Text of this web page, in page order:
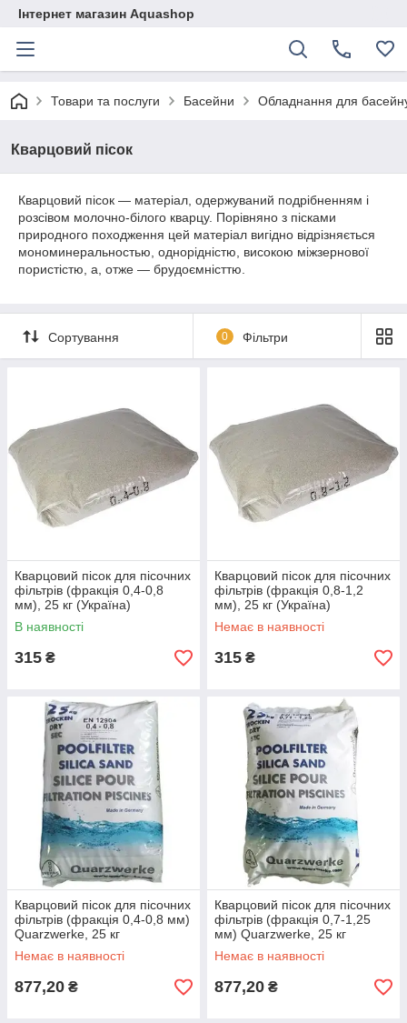
Інтернет магазин Aquashop
Товари та послуги Басейни Обладнання для
Кварцовий пісок
Кварцовий пісок — матеріал, одержуваний подрібненням і
розсівом молочно-білого кварцу. Порівняно з пісками
природного походження цей матеріал вигідно відрізняється
мономинеральностью, однорідністю, високою міжзернової
пористістю, а, отже — брудоємністтю.
Сортування 0 Фільтри
Кварцовий пісок для пісочних
фільтрів (фракція 0,4-0,8
мм), 25 кг (Україна)
В наявності
315 ₴
Кварцовий пісок для пісочних
фільтрів (фракція 0,8-1,2
мм), 25 кг (Україна)
Немає в наявності
315 ₴
Кварцовий пісок для пісочних
фільтрів (фракція 0,4-0,8 мм)
Quarzwerke, 25 кг
(Німеччина)
Немає в наявності
877,20 ₴
Кварцовий пісок для пісочних
фільтрів (фракція 0,7-1,25
мм) Quarzwerke, 25 кг
(Німеччина)
Немає в наявності
877,20 ₴